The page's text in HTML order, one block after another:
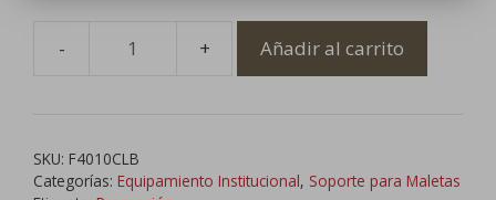
Soporte
cantidad
Añadir al carrito
SKU: F4010CLB
Categorías: Equipamiento Institucional, Soporte para Maletas